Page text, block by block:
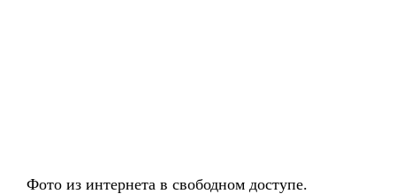
Фото из интернета в свободном доступе.